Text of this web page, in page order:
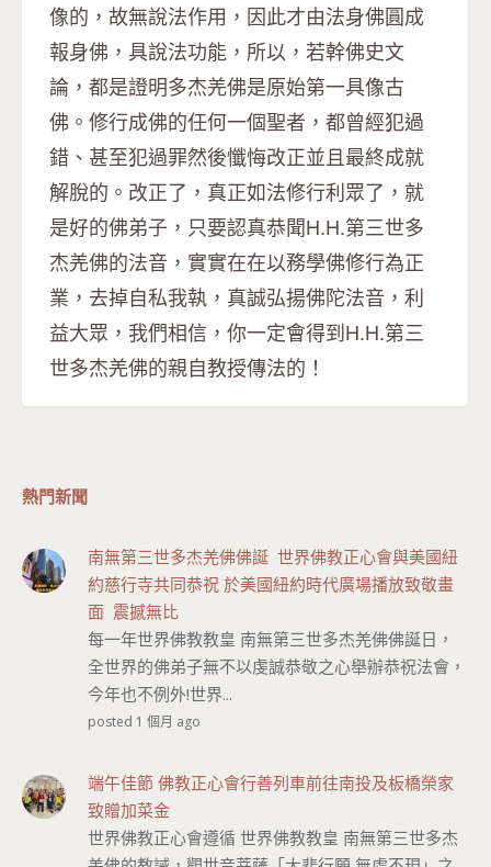
像的，故無說法作用，因此才由法身佛圓成
報身佛，具說法功能，所以，若幹佛史文
論，都是證明多杰羌佛是原始第一具像古
佛。修行成佛的任何一個聖者，都曾經犯過
錯、甚至犯過罪然後懺悔改正並且最終成就
解脫的。改正了，真正如法修行利眾了，就
是好的佛弟子，只要認真恭聞H.H.第三世多
杰羌佛的法音，實實在在以務學佛修行為正
業，去掉自私我執，真誠弘揚佛陀法音，利
益大眾，我們相信，你一定會得到H.H.第三
世多杰羌佛的親自教授傳法的！
熱門新聞
南無第三世多杰羌佛佛誕 世界佛教正心會與美國紐
約慈行寺共同恭祝 於美國紐約時代廣場播放致敬畫
面 震撼無比
每一年世界佛教教皇 南無第三世多杰羌佛佛誕日，
全世界的佛弟子無不以虔誠恭敬之心舉辦恭祝法會，
今年也不例外!世界...
posted 1 個月 ago
端午佳節 佛教正心會行善列車前往南投及板橋榮家
致贈加菜金
世界佛教正心會遵循 世界佛教教皇 南無第三世多杰